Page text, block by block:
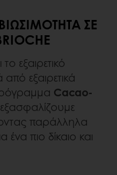
ΣΕ
εξαιρετικό
εξαιρετικά
Cacao-
παράλληλα
ένα πιο δίκαιο και